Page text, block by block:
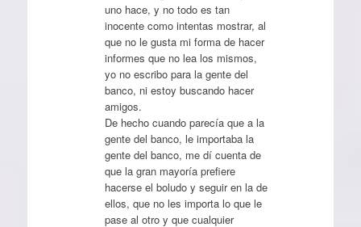
uno hace, y no todo es tan
inocente como intentas mostrar, al
que no le gusta mi forma de hacer
informes que no lea los mismos,
yo no escribo para la gente del
banco, ni estoy buscando hacer
amigos.
De hecho cuando parecía que a la
gente del banco, le importaba la
gente del banco, me dí cuenta de
que la gran mayoría prefiere
hacerse el boludo y seguir en la de
ellos, que no les importa lo que le
pase al otro y que cualquier